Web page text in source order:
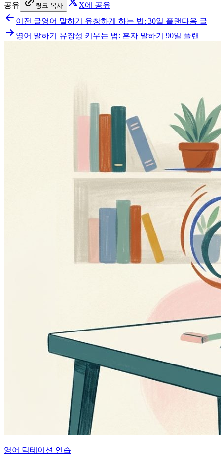
공유
링크 복사
X에 공유
이전 글영어 말하기 유창하게 하는 법: 30일 플랜 다음 글
영어 말하기 유창성 키우는 법: 혼자 말하기 90일 플랜
영어 딕테이션 연습